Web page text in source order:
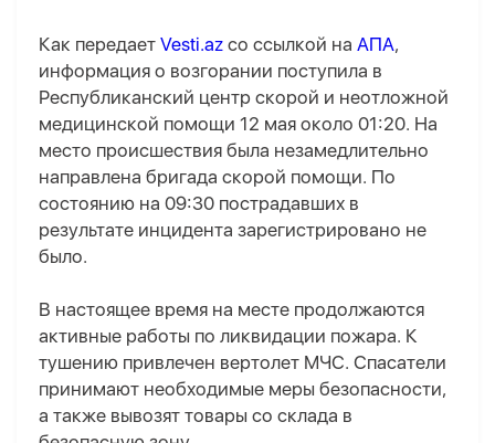
Как передает Vesti.az со ссылкой на АПА,
информация о возгорании поступила в
Республиканский центр скорой и неотложной
медицинской помощи 12 мая около 01:20. На
место происшествия была незамедлительно
направлена бригада скорой помощи. По
состоянию на 09:30 пострадавших в
результате инцидента зарегистрировано не
было.
В настоящее время на месте продолжаются
активные работы по ликвидации пожара. К
тушению привлечен вертолет МЧС. Спасатели
принимают необходимые меры безопасности,
а также вывозят товары со склада в